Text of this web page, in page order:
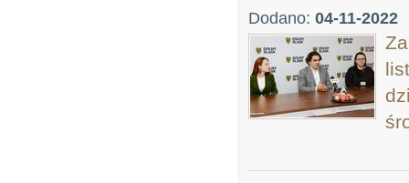
Dodano: 04-11-2022